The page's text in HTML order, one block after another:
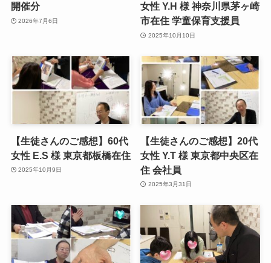
開催分
2026年7月6日
女性 Y.H 様 神奈川県茅ヶ崎
市在住 学童保育支援員
2025年10月10日
【生徒さんのご感想】60代
女性 E.S 様 東京都板橋在住
2025年10月9日
【生徒さんのご感想】20代
女性 Y.T 様 東京都中央区在
住 会社員
2025年3月31日